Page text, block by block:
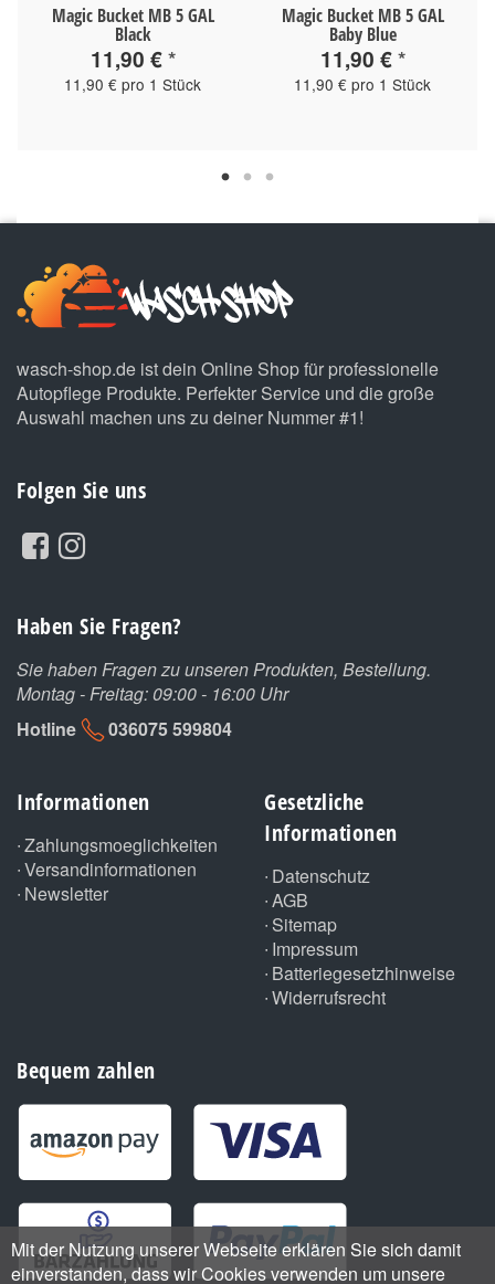
Magic Bucket MB 5 GAL
Black
11,90 €*
11,90 € pro 1 Stück
Magic Bucket MB 5 GAL
Baby Blue
11,90 €*
11,90 € pro 1 Stück
wasch-shop.de ist dein Online Shop für professionelle
Autopflege Produkte. Perfekter Service und die große
Auswahl machen uns zu deiner Nummer #1!
Folgen Sie uns
Haben Sie Fragen?
Sie haben Fragen zu unseren Produkten, Bestellung.
Montag - Freitag: 09:00 - 16:00 Uhr
Hotline
036075 599804
Informationen
Zahlungsmoeglichkeiten
Versandinformationen
Newsletter
Gesetzliche
Informationen
Datenschutz
AGB
Sitemap
Impressum
Batteriegesetzhinweise
Widerrufsrecht
Bequem zahlen
Mit der Nutzung unserer Webseite erklären Sie sich damit
einverstanden, dass wir Cookies verwenden um unsere